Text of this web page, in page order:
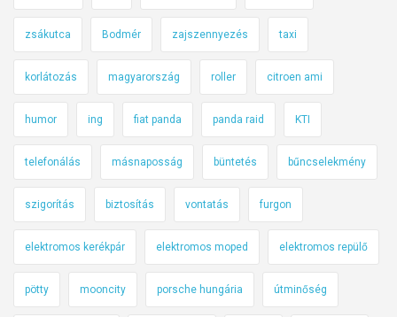
zsákutca Bodmér zajszennyezés taxi
korlátozás magyarország roller citroen ami
humor ing fiat panda panda raid KTI
telefonálás másnaposság büntetés bűncselekmény
szigorítás biztosítás vontatás furgon
elektromos kerékpár elektromos moped elektromos repülő
pötty mooncity porsche hungária útminőség